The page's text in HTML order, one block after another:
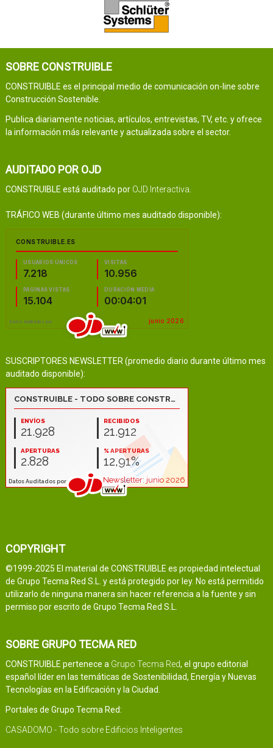
SOBRE CONSTRUIBLE
CONSTRUIBLE es el principal medio de comunicación on-line sobre
Construcción Sostenible.
Publica diariamente noticias, artículos, entrevistas, TV, etc. y ofrece
la información más relevante y actualizada sobre el sector.
AUDITADO POR OJD
CONSTRUIBLE está auditado por OJD Interactiva
TRÁFICO WEB (durante último mes auditado disponible):
SUSCRIPTORES NEWSLETTER (promedio diario durante último mes
auditado disponible):
COPYRIGHT
©1999-2025 El material de CONSTRUIBLE es propiedad intelectual
de Grupo Tecma Red S.L. y está protegido por ley. No está permitido
utilizarlo de ninguna manera sin hacer referencia a la fuente y sin
permiso por escrito de Grupo Tecma Red S.L.
SOBRE GRUPO TECMA RED
CONSTRUIBLE pertenece a Grupo Tecma Red, el grupo editorial
español líder en las temáticas de Sostenibilidad, Energía y Nuevas
Tecnologías en la Edificación y la Ciudad.
Portales de Grupo Tecma Red:
CASADOMO - Todo sobre Edificios Inteligentes